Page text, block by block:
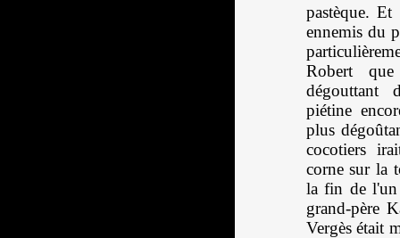
pastèque.
ennemis du
Robert
dégouttant
piétine
plus
cocotiers
corne sur la
la fin de l'un
grand-père
Vergès était